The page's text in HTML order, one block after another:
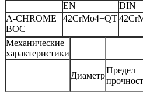
EN
DIN
A-CHROME
BOC
42CrMo4+QT
Механические
характеристики
Диаметр
Предел